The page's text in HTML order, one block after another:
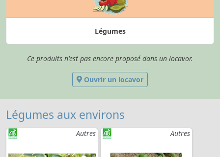
Légumes
Ce produits n'est pas encore proposé dans un locavor.
Ouvrir un locavor
Légumes aux environs
Autres Autres